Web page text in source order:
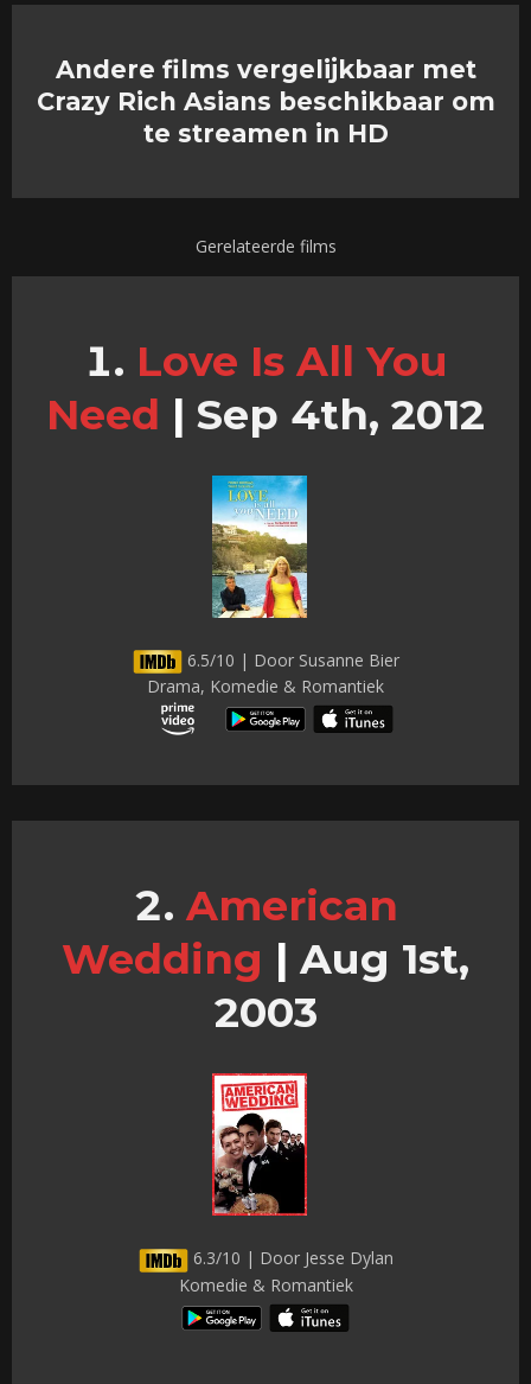
Andere films vergelijkbaar met
Crazy Rich Asians beschikbaar om
te streamen in HD
Gerelateerde films
Love Is All You
Need | Sep 4th, 2012
6.5/10 | Door Susanne Bier
Drama, Komedie & Romantiek
American
Wedding | Aug 1st,
2003
6.3/10 | Door Jesse Dylan
Komedie & Romantiek